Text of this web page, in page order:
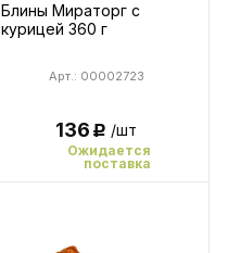
Блины Мираторг с
курицей 360 г
Арт.: 00002723
136Р /шт
Ожидается
поставка